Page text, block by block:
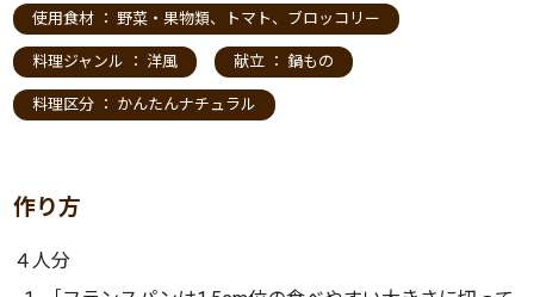
使用食材 ：野菜・果物類、 トマト 、 ブロッコリー
料理ジャンル ： 洋風 献立 ：鍋もの
料理区分 ： かんたんナチュラル
作り方
４人分